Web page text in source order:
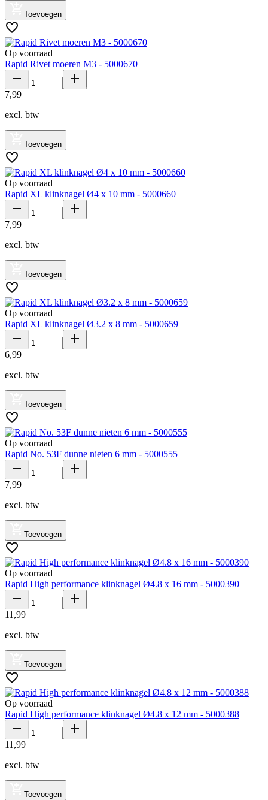
Toevoegen
Op voorraad
Rapid Rivet moeren M3 - 5000670
7,99
excl. btw
Toevoegen
Op voorraad
Rapid XL klinknagel Ø4 x 10 mm - 5000660
7,99
excl. btw
Toevoegen
Op voorraad
Rapid XL klinknagel Ø3.2 x 8 mm - 5000659
6,99
excl. btw
Toevoegen
Op voorraad
Rapid No. 53F dunne nieten 6 mm - 5000555
7,99
excl. btw
Toevoegen
Op voorraad
Rapid High performance klinknagel Ø4.8 x 16 mm - 5000390
11 ,99
excl. btw
Toevoegen
Op voorraad
Rapid High performance klinknagel Ø4.8 x 12 mm - 5000388
11 ,99
excl. btw
Toevoegen